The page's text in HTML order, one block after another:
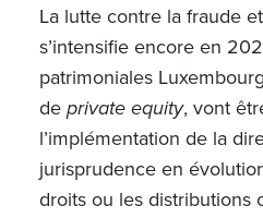
La lutte contre la fraude
s’intensifie encore en
patrimoniales
deprivate equity, vont
l’implémentation de la
jurisprudence en
droits ou les distributions